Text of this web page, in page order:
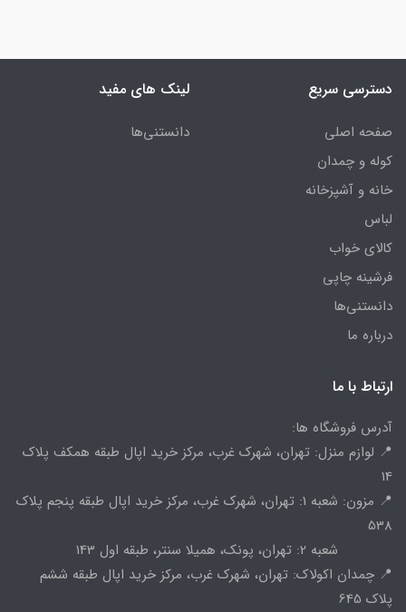
دسترسی سریع
صفحه اصلی
کوله و چمدان
خانه و آشپزخانه
لباس
کالای خواب
فرشینه چاپی
دانستنی‌ها
درباره ما
لینک های مفید
دانستنی‌ها
ارتباط با ما
آدرس فروشگاه ها:
📍 لوازم منزل: تهران، شهرک غرب، مرکز خرید اپال طبقه همکف پلاک
14
📍 مزون: شعبه 1: تهران، شهرک غرب، مرکز خرید اپال طبقه پنجم پلاک
538
شعبه 2: تهران، پونک، همیلا سنتر، طبقه اول 143
📍 چمدان اکولاک: تهران، شهرک غرب، مرکز خرید اپال طبقه ششم
پلاک 645